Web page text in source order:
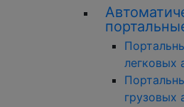
легковых
грузовых